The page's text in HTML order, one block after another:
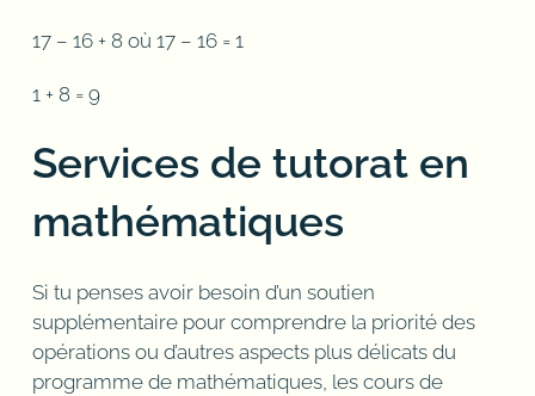
17 – 16 + 8 où 17 – 16 = 1
1 + 8 = 9
Services de tutorat en
mathématiques
Si tu penses avoir besoin d’un soutien
supplémentaire pour comprendre la priorité des
opérations ou d’autres aspects plus délicats du
programme de mathématiques, les cours de